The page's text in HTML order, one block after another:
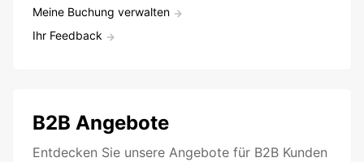
Meine Buchung verwalten
Ihr Feedback
B2B Angebote
Entdecken Sie unsere Angebote für B2B Kunden